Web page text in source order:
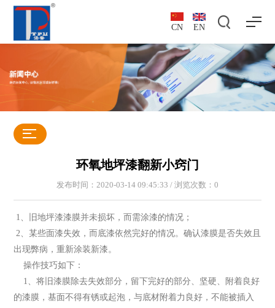
CN EN
环氧地坪漆翻新小窍门
发布时间：2020-03-14 09:45:33 / 浏览次数： 0
1、旧地坪漆漆膜并未损坏，而需涂漆的情况；
2、某些面漆失效，而底漆依然完好的情况。确认漆膜是否失效且
出现弊病，重新涂装新漆。
操作技巧如下：
1、将旧漆膜除去失效部分，留下完好的部分、坚硬、附着良好
的漆膜，基面不得有锈或起泡，与底材附着力良好，不能被插入